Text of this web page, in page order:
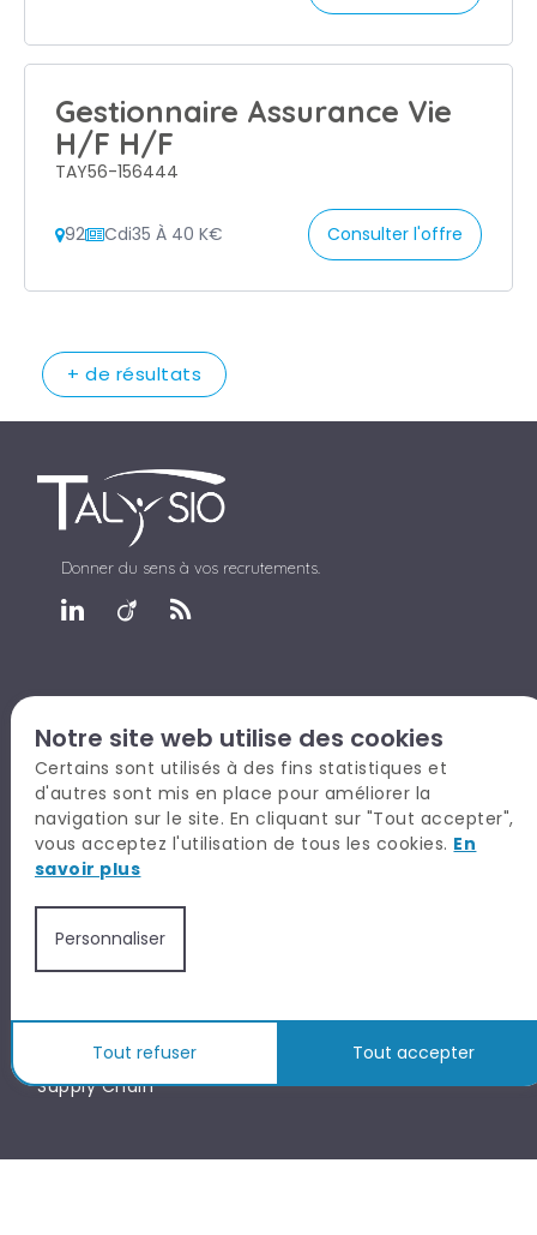
Gestionnaire Assurance Vie
H/F H/F
TAY56-156444
92 Cdi35 À 40 K€ Consulter l'offre
+ de résultats
Donner du sens à vos recrutements.
Assurance | Banque
Business | Retail
Comptabilité | Finance
Immobilier
Juridique | Conseils
Marketing | Communication | Digital
Rh | Paie
Supply Chain
Notre site web utilise des cookies
Certains sont utilisés à des fins statistiques et
d'autres sont mis en place pour améliorer la
navigation sur le site. En cliquant sur "Tout accepter",
vous acceptez l'utilisation de tous les cookies. En
savoir plus
Personnaliser
Tout refuser Tout accepter